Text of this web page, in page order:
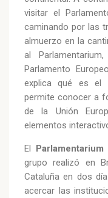
visitar el
caminando por las
almuerzo en la
al
Parlamento
explica qué es el
permite conocer a
de la Unión
elementos
El Parlamentarium
grupo realizó en
Cataluña en dos
acercar las